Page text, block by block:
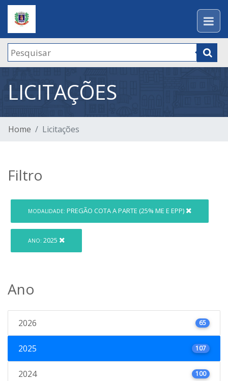
LICITAÇÕES
Home Licitações
Filtro
MODALIDADE: PREGÃO COTA A PARTE (25% ME E EPP)
ANO: 2025
Ano
2026 65
2025 107
2024 100